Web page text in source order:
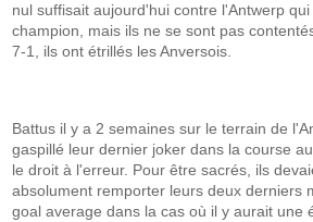
nul suffisait aujourd'hui contre l'Antwerp
champion, mais ils ne se sont pas
7-1, ils ont étrillés les Anversois.
Battus il y a 2 semaines sur le terrain de
gaspillé leur dernier joker dans la course
le droit à l'erreur. Pour être sacrés, ils
absolument remporter leurs deux derniers
goal average dans la cas où il y aurait une